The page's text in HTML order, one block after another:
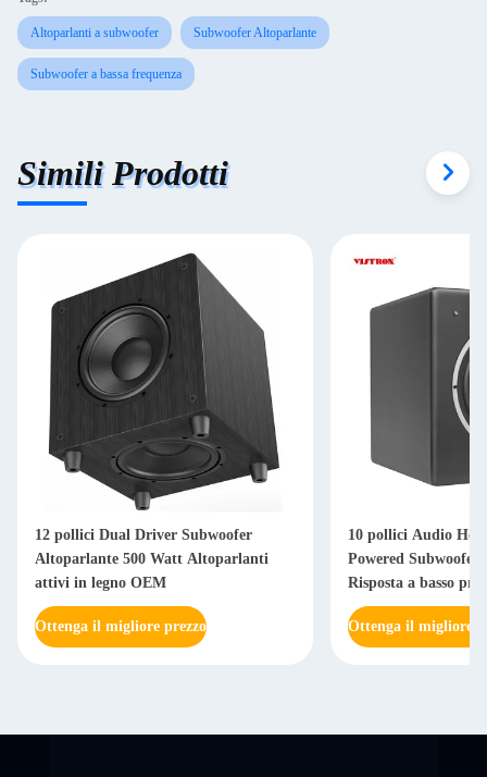
Altoparlanti a subwoofer Subwoofer Altoparlante
Subwoofer a bassa frequenza
Simili Prodotti
12 pollici Dual Driver Subwoofer
Altoparlante 500 Watt Altoparlanti
attivi in legno OEM
Ottenga il migliore prezzo
10 pollici Audio
Powered Subwoofer
Risposta a basso
Ottenga il migliore